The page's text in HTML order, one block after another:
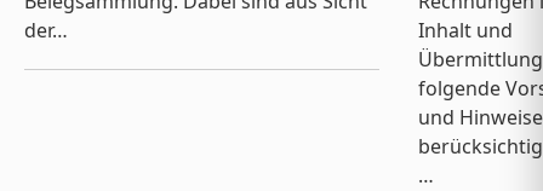
der…
Inhalt und
folgende
und Hinweise
…